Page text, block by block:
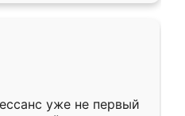
уже не первый